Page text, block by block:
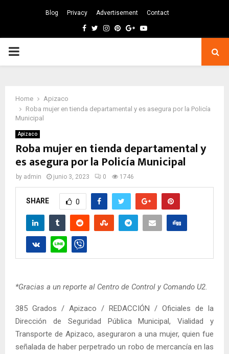
Blog Privacy Advertisement Contact
Facebook
TwitterInstagram
Pinterest
GoogleYoutube
PRIMARY
Home
Apizaco
Roba mujer en tienda departamental y es asegura por la Policía
Municipal
Apizaco
Roba mujer en tienda departamental y
es asegura por la Policía Municipal
by admin junio 3, 2023 0 1746
SHARE 0
*Gracias a un reporte al Centro de Control y Comando U2.
385 Grados / Apizaco / REDACCIÓN / Oficiales de la
Dirección de Seguridad Pública Municipal, Vialidad y
Transporte de Apizaco, aseguraron a una mujer, quien fue
señalada de haber perpetrado un robo de mercancía en las